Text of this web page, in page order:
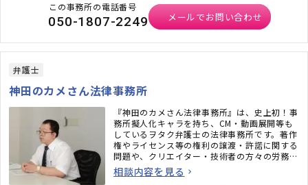
この事務所の電話番号
050-1807-2249 メールでお問い合わせ
弁護士
神田のカメさん法律事務所
『神田のカメさん法律事務所』は、史上初！事
務所擬人化キャラを持ち、CM・動画展開等も
しているヲタク弁護士の法律事務所です。著作
権やライセンス等の権利の譲渡・許諾に関する
問題や、クリエイター・技術者の方々の労務問
題にも力を入れています。また、相続問題、遺
言書作成、戦略的離婚サービスなどもご好評い
相談内容を見る